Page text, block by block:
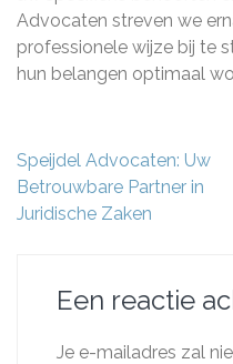
Advocaten streven we
professionele wijze bij te
hun belangen optimaal
Berichtnavigatie
Speijdel Advocaten: Uw
Betrouwbare Partner in
Juridische Zaken
Een reactie
Je e-mailadres zal